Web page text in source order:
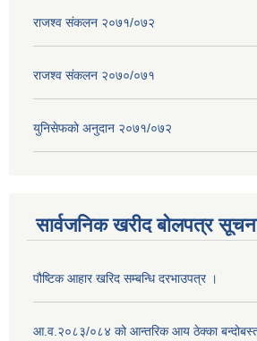
राजश्व संकलन २०७१/०७२
राजश्व संकलन २०७०/०७१
युनिसेफको अनुदान २०७१/०७२
सार्वजनिक खरीद बोलपत्र
पौष्टिक आहार खरिद सम्बन्धि दरभाउपत्र ।
आ.व.२०८३/०८४ को आन्तरिक आय ठेक्का